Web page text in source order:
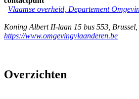
Vlaamse overheid, Departement
Koning Albert II-laan 15 bus 553 Brussel
https://www.omgevingvlaanderen.be
Overzichten